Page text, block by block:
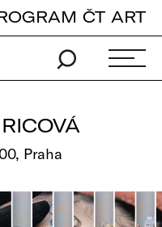
ČT ART
Praha